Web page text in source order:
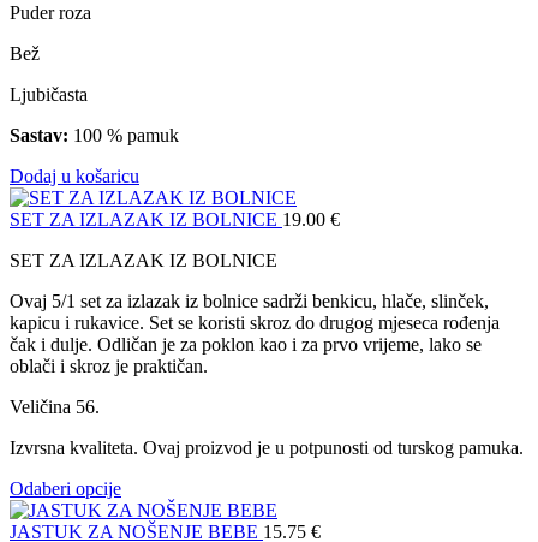
Puder roza
Bež
Ljubičasta
Sastav: 100 % pamuk
Dodaj u košaricu
SET ZA IZLAZAK IZ BOLNICE 19.00 €
SET ZA IZLAZAK IZ BOLNICE
Ovaj 5/1 set za izlazak iz bolnice sadrži benkicu, hlače, slinček,
kapicu i rukavice. Set se koristi skroz do drugog mjeseca rođenja
čak i dulje. Odličan je za poklon kao i za prvo vrijeme, lako se
oblači i skroz je praktičan.
Veličina 56.
Izvrsna kvaliteta. Ovaj proizvod je u potpunosti od turskog pamuka.
Odaberi opcije
JASTUK ZA NOŠENJE BEBE 15.75 €